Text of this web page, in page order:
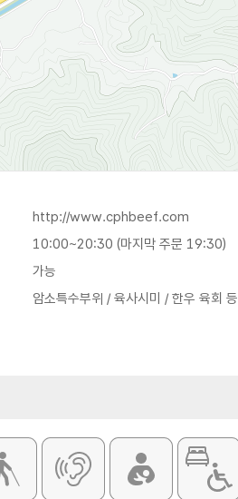
http://www.cphbeef.com
10:00~20:30 (마지막 주문 19:30)
가능
암소특수부위 / 육사시미 / 한우 육회 등